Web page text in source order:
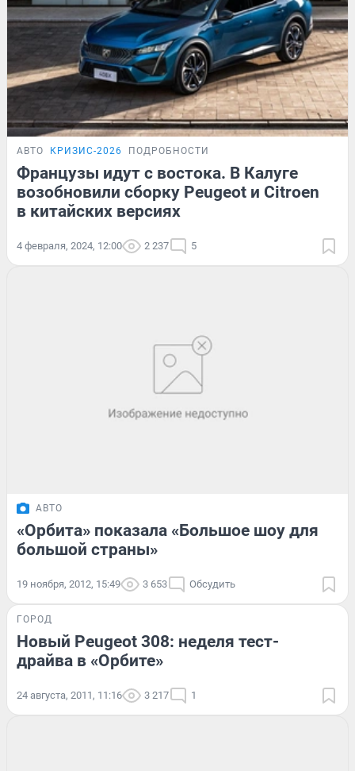
АВТО КРИЗИС-2026 ПОДРОБНОСТИ
Французы идут с востока. В Калуге
возобновили сборку Peugeot и Citroen
в китайских версиях
4 февраля, 2024, 12:00 2 237 5
АВТО
«Орбита» показала «Большое шоу для
большой страны»
19 ноября, 2012, 15:49 3 653 Обсудить
ГОРОД
Новый Peugeot 308: неделя тест-
драйва в «Орбите»
24 августа, 2011, 11:16 3 217 1